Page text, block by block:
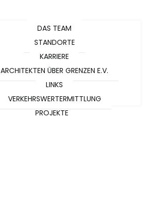
DAS TEAM
STANDORTE
KARRIERE
ARCHITEKTEN ÜBER GRENZEN E.V.
LINKS
VERKEHRSWERTERMITTLUNG
PROJEKTE